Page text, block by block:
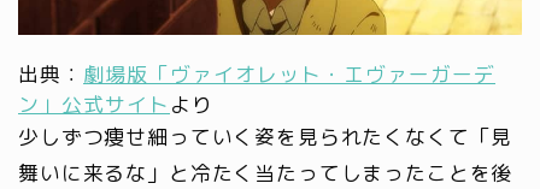
出典： 劇場版「ヴァイオレット・エヴァーガーデ
ン」公式サイト より
少しずつ痩せ細っていく姿を見られたくなくて「見
舞いに来るな」と冷たく当たってしまったことを後